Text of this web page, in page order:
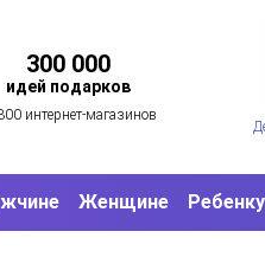
300 000
идей подарков
интернет-магазинов
Женщине Ребенку